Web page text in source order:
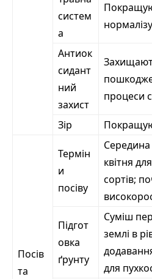
систем
а
Антиок
сидант
ний
захист
процеси
Зір
Посів
та
Термін
и
посіву
квітня
сортів;
Підгот
овка
ґрунту
Суміш
землі в
для